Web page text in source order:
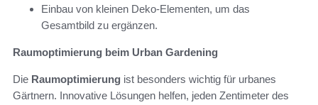
Einbau von kleinen Deko-Elementen, um das
Gesamtbild zu ergänzen.
Raumoptimierung beim Urban Gardening
Die Raumoptimierung ist besonders wichtig für urbanes
Gärtnern. Innovative Lösungen helfen, jeden Zentimeter des